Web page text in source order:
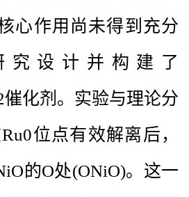
心作用尚未得到充分
究设计并构建了
催化剂。实验与理论分
位点有效解离后，
的O处(ONiO)。这一